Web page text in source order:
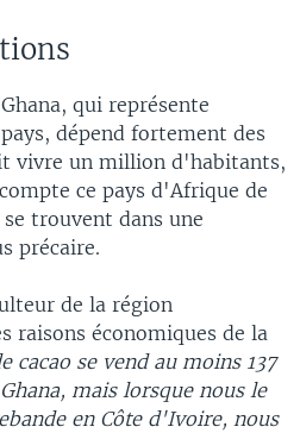
qui représente
dépend fortement des
vivre un million d'habitants,
ce pays d'Afrique de
trouvent dans une
précaire.
de la région
raisons économiques de la
cacao se vend au moins 137
mais lorsque nous le
en Côte d'Ivoire, nous